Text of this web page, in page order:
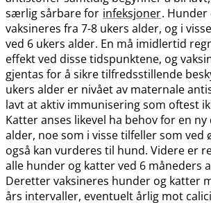
særlig sårbare for infeksjoner. Hunder
vaksineres fra 7-8 ukers alder, og i
ved 6 ukers alder. En må imidlertid
effekt ved disse tidspunktene, og
gjentas for å sikre tilfredsstillende
ukers alder er nivået av maternale
lavt at aktiv immunisering som oftest
Katter anses likevel ha behov for en ny
alder, noe som i visse tilfeller som ved
også kan vurderes til hund. Videre er
alle hunder og katter ved 6 måneders
Deretter vaksineres hunder og katter
års intervaller, eventuelt årlig mot